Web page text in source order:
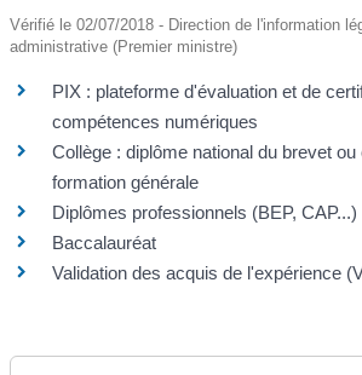
Vérifié le 02/07/2018 - Direction de l'information
administrative (Premier ministre)
PIX : plateforme d'évaluation et de
compétences numériques
Collège : diplôme national du brevet
formation générale
Diplômes professionnels (BEP, CAP...)
Baccalauréat
Validation des acquis de l'expérience